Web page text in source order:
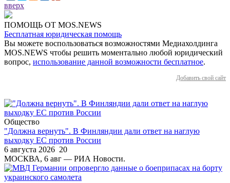
вверх
ПОМОЩЬ ОТ MOS.NEWS
Бесплатная юридическая помощь
Вы можете воспользоваться возможностями Медиахолдинга
MOS.NEWS чтобы решить моментально любой юридический
вопрос, использование данной возможности бесплатное.
Добавить свой сайт
Общество
"Должна вернуть". В Финляндии дали ответ на наглую
выходку ЕС против России
6 августа 2026 20
МОСКВА, 6 авг — РИА Новости.